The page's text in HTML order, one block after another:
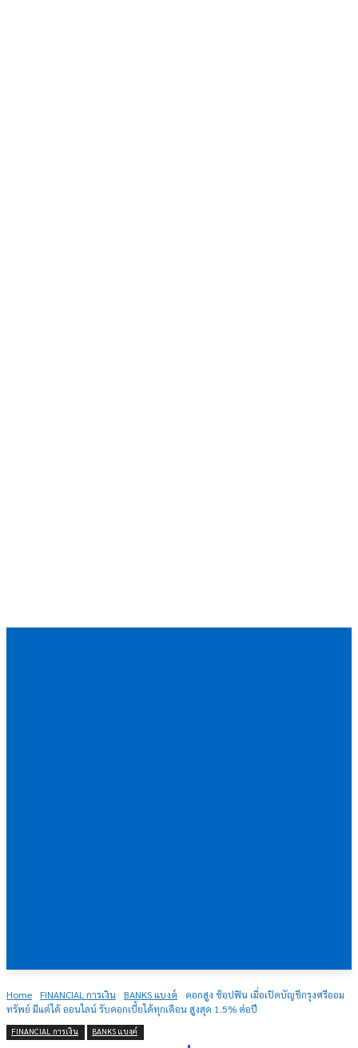
Home FINANCIAL การเงิน BANKS แบงค์
ดอกสูง ช้อปฟิน เมื่อเปิดบัญชีกรุงศรีออม
ทรัพย์ มีแต่ได้ ออนไลน์ รับดอกเบี้ยได้ทุกเดือน สูงสุด 1.5% ต่อปี
FINANCIAL การเงิน BANKS แบงค์